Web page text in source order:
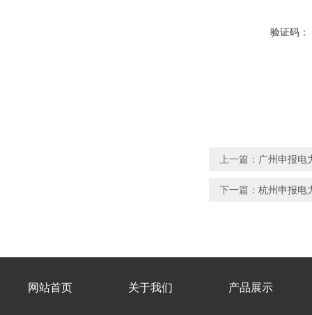
验证码：
上一篇： 广州申报电
下一篇： 杭州申报电
网站首页 关于我们 产品展示